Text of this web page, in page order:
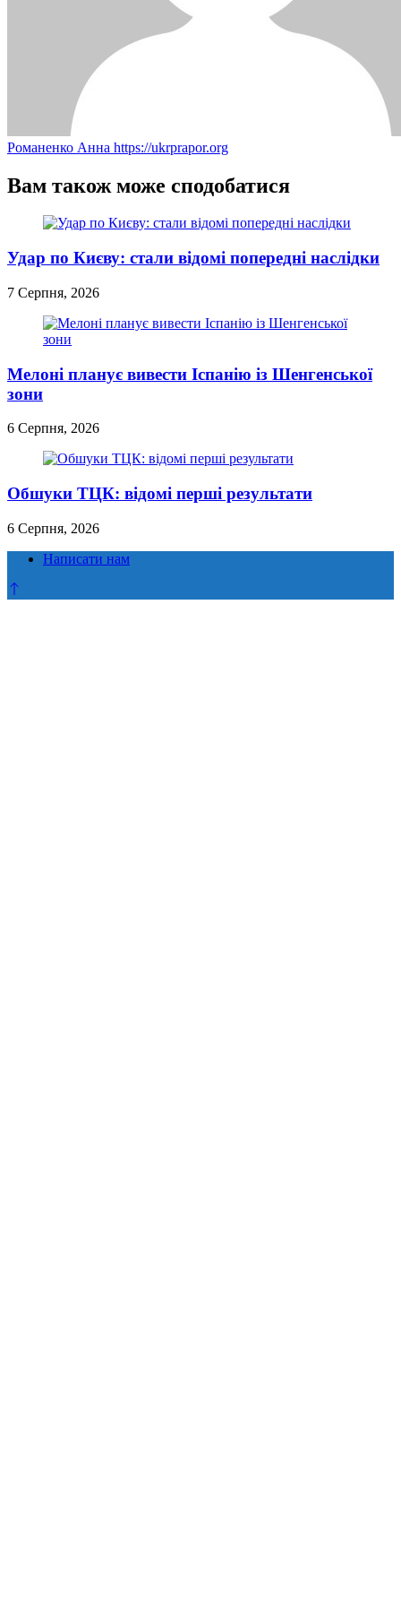
Романенко Анна https://ukrprapor.org
Вам також може сподобатися
Удар по Києву: стали відомі попередні наслідки
7 Серпня, 2026
Мелоні планує вивести Іспанію із Шенгенської
зони
6 Серпня, 2026
Обшуки ТЦК: відомі перші результати
6 Серпня, 2026
Написати нам
Прокрутка
до